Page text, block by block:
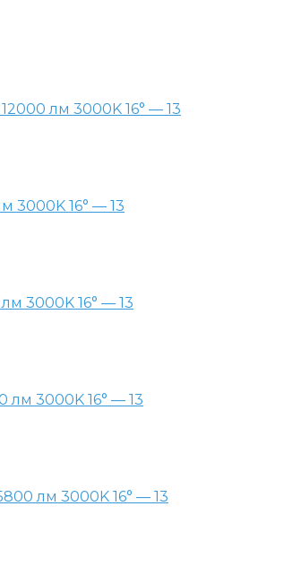
лм 3000K 16° — 13
3000K 16° — 13
3000K 16° — 13
лм 3000K 16° — 13
лм 3000K 16° — 13